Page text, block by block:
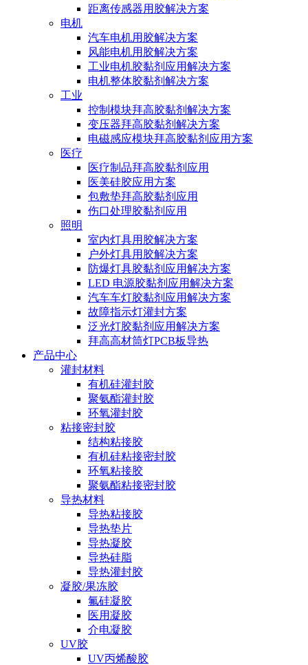
距离传感器用胶解决方案
电机
汽车电机用胶解决方案
风能电机用胶解决方案
工业电机胶黏剂应用解决方案
电机整体胶黏剂解决方案
工业
控制模块拜高胶黏剂解决方案
变压器拜高胶黏剂解决方案
电磁感应模块拜高胶黏剂应用方案
医疗
医疗制品拜高胶黏剂应用
医美硅胶应用方案
包敷垫拜高胶黏剂应用
伤口处理胶黏剂应用
照明
室内灯具用胶解决方案
户外灯具用胶解决方案
防爆灯具胶黏剂应用解决方案
LED 电源胶黏剂应用解决方案
汽车车灯胶黏剂应用解决方案
故障指示灯灌封方案
泛光灯胶黏剂应用解决方案
拜高高材筒灯PCB板导热
产品中心
灌封材料
有机硅灌封胶
聚氨酯灌封胶
环氧灌封胶
粘接密封胶
结构粘接胶
有机硅粘接密封胶
环氧粘接胶
聚氨酯粘接密封胶
导热材料
导热粘接胶
导热垫片
导热凝胶
导热硅脂
导热灌封胶
凝胶/果冻胶
氟硅凝胶
医用凝胶
介电凝胶
UV胶
UV丙烯酸胶